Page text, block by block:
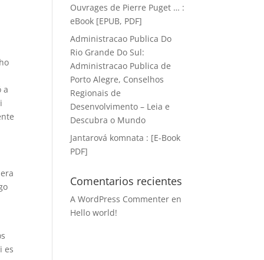
a
es
Ouvrages de Pierre Puget … :
eBook [EPUB, PDF]
Administracao Publica Do
Rio Grande Do Sul:
Administracao Publica de
Porto Alegre, Conselhos
Regionais de
Desenvolvimento – Leia e
Descubra o Mundo
Jantarová komnata : [E-Book
PDF]
Comentarios recientes
A WordPress Commenter en
Hello world!